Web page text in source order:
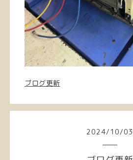
ブログ更新
2024/ 10/03